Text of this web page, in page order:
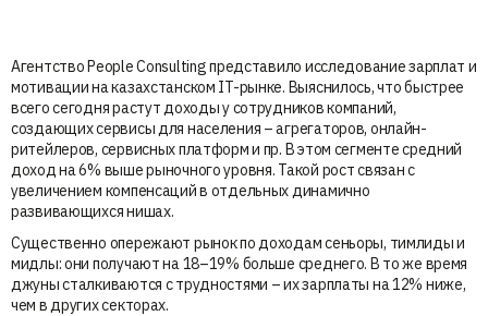
Агентство People Consulting представило исследование зарплат и
мотивации на казахстанском IT-рынке. Выяснилось, что быстрее
всего сегодня растут доходы у сотрудников компаний,
создающих сервисы для населения – агрегаторов, онлайн-
ритейлеров, сервисных платформ и пр. В этом сегменте средний
доход на 6% выше рыночного уровня. Такой рост связан с
увеличением компенсаций в отдельных динамично
развивающихся нишах.
Существенно опережают рынок по доходам сеньоры, тимлиды и
мидлы: они получают на 18–19% больше среднего. В то же время
джуны сталкиваются с трудностями – их зарплаты на 12% ниже,
чем в других секторах.